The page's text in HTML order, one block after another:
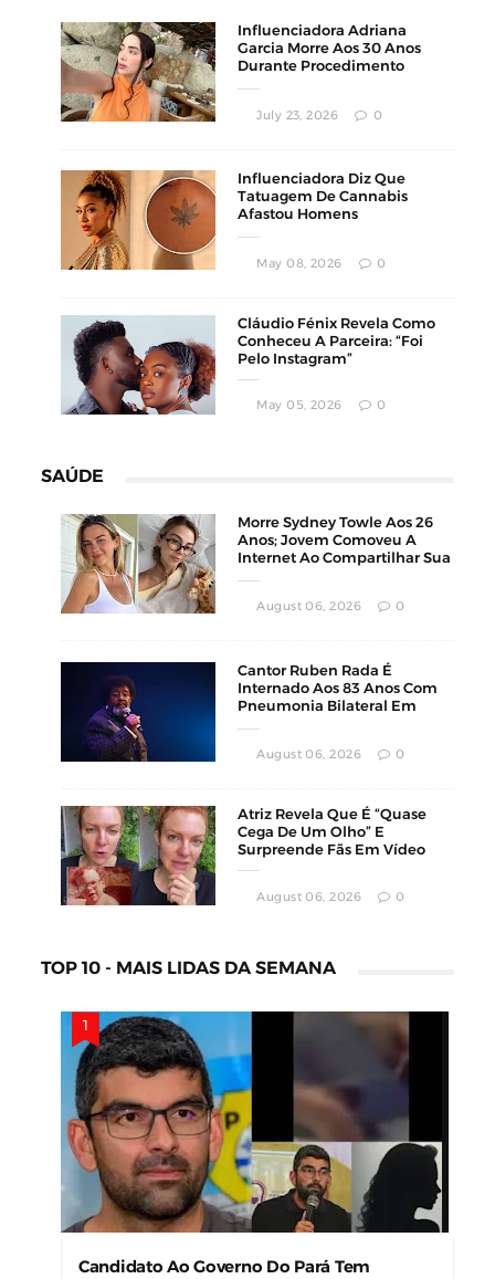
Influenciadora Adriana
Garcia Morre Aos 30 Anos
Durante Procedimento
July 23, 2026 0
Influenciadora Diz Que
Tatuagem De Cannabis
Afastou Homens
May 08, 2026 0
Cláudio Fénix Revela Como
Conheceu A Parceira: “Foi
Pelo Instagram”
May 05, 2026 0
SAÚDE
Morre Sydney Towle Aos 26
Anos; Jovem Comoveu A
Internet Ao Compartilhar Sua
August 06, 2026 0
Cantor Ruben Rada É
Internado Aos 83 Anos Com
Pneumonia Bilateral Em
August 06, 2026 0
Atriz Revela Que É “Quase
Cega De Um Olho” E
Surpreende Fãs Em Vídeo
August 06, 2026 0
TOP 10 - MAIS LIDAS DA SEMANA
Candidato Ao Governo Do Pará Tem